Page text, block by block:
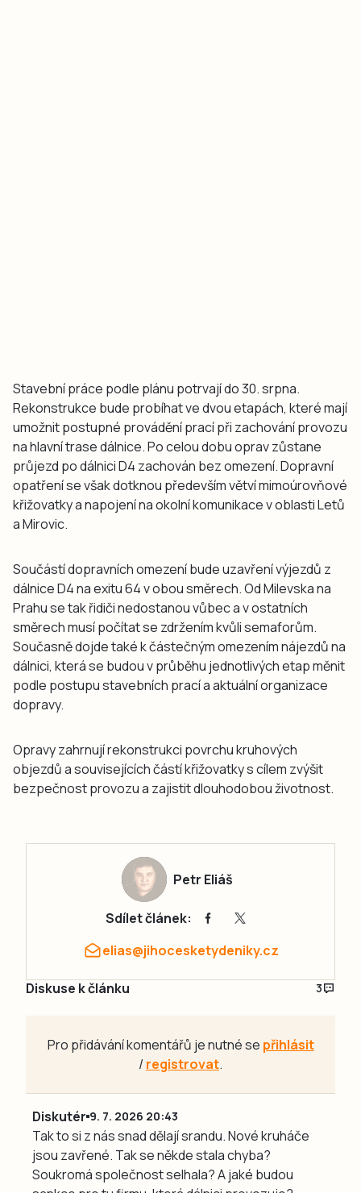
Stavební práce podle plánu potrvají do 30. srpna.
Rekonstrukce bude probíhat ve dvou etapách, které mají
umožnit postupné provádění prací při zachování provozu
na hlavní trase dálnice. Po celou dobu oprav zůstane
průjezd po dálnici D4 zachován bez omezení. Dopravní
opatření se však dotknou především větví mimoúrovňové
křižovatky a napojení na okolní komunikace v oblasti Letů
a Mirovic.
Součástí dopravních omezení bude uzavření výjezdů z
dálnice D4 na exitu 64 v obou směrech. Od Milevska na
Prahu se tak řidiči nedostanou vůbec a v ostatních
směrech musí počítat se zdržením kvůli semaforům.
Současně dojde také k částečným omezením nájezdů na
dálnici, která se budou v průběhu jednotlivých etap měnit
podle postupu stavebních prací a aktuální organizace
dopravy.
Opravy zahrnují rekonstrukci povrchu kruhových
objezdů a souvisejících částí křižovatky s cílem zvýšit
bezpečnost provozu a zajistit dlouhodobou životnost.
Petr Eliáš
Sdílet článek:
elias@jihocesketydeniky.cz
Diskuse k článku 3
Pro přidávání komentářů je nutné se přihlásit
/registrovat.
Diskutér 9. 7. 2026 20:43
Tak to si z nás snad dělají srandu. Nové kruháče
jsou zavřené. Tak se někde stala chyba?
Soukromá společnost selhala? A jaké budou